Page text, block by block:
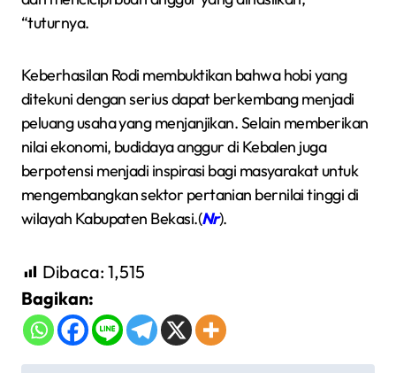
“tuturnya.
Keberhasilan Rodi membuktikan bahwa hobi yang
ditekuni dengan serius dapat berkembang menjadi
peluang usaha yang menjanjikan. Selain memberikan
nilai ekonomi, budidaya anggur di Kebalen juga
berpotensi menjadi inspirasi bagi masyarakat untuk
mengembangkan sektor pertanian bernilai tinggi di
wilayah Kabupaten Bekasi.(Nr).
Dibaca: 1,515
Bagikan: